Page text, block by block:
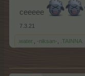
сеееее
7.3.21
.water. -niksan- .TAINNA.